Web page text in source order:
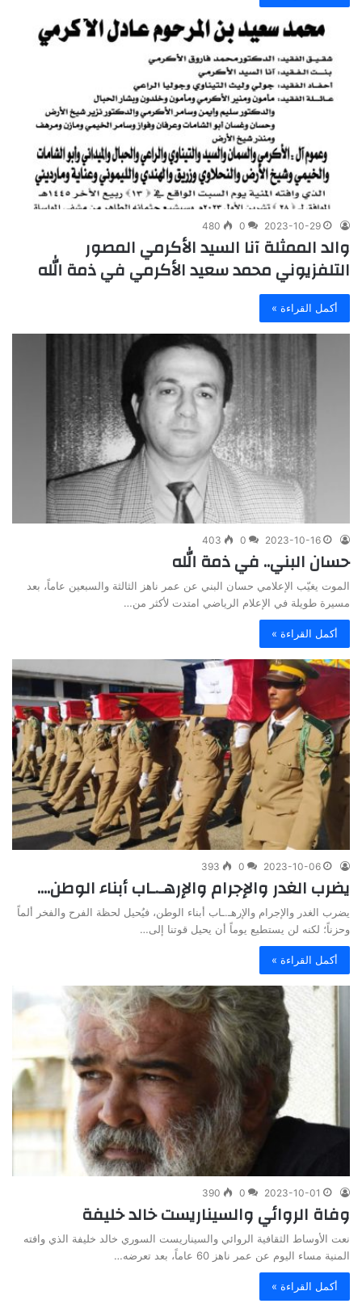
2023-10-29
0
480
والد الممثلة آنا السيد الأكرمي المصور
التلفزيوني محمد سعيد الأكرمي في ذمة الله
أكمل القراءة »
2023-10-16
0
403
حسان البني.. في ذمة الله
الموت يغيّب الإعلامي حسان البني عن عمر ناهز الثالثة والسبعين عاماً، بعد
مسيرة طويلة في الإعلام الرياضي امتدت لأكثر من…
أكمل القراءة »
2023-10-06
0
393
يضرب الغدر والإجرام والإرهـ.ـاب أبناء الوطن….
يضرب الغدر والإجرام والإرهـ.ـاب أبناء الوطن، فيُحيل لحظة الفرح والفخر ألماً
وحزناً؛ لكنه لن يستطيع يوماً أن يحيل قوتنا إلى…
أكمل القراءة »
2023-10-01
0
390
وفاة الروائي والسيناريست خالد خليفة
نعت الأوساط الثقافية الروائي والسيناريست السوري خالد خليفة الذي وافته
المنية مساء اليوم عن عمر ناهز 60 عاماً، بعد تعرضه…
أكمل القراءة »